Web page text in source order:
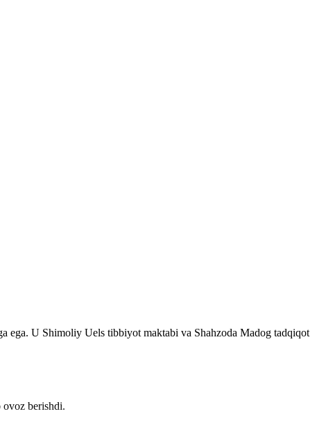
ega. U Shimoliy Uels tibbiyot maktabi va Shahzoda Madog tadqiqot
berishdi.